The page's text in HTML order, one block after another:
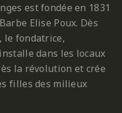
est fondée en 1831
Elise Poux. Dès
le fondatrice,
dans les locaux
la révolution et crée
filles des milieux